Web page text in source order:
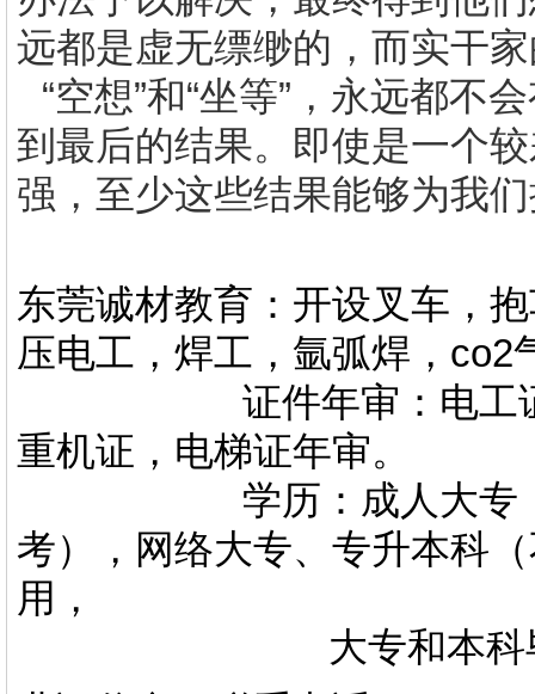
远都是虚无缥缈的，而实干
“空想”和“坐等”，永远都不
到最后的结果。即使是一个
强，至少这些结果能够为我
东莞诚材教育：开设叉车，
压电工，焊工，氩弧焊，co2
证件年审：电工证，
重机证，电梯证年审。
学历：成人大专，专
考），网络大专、专升本科
用，
大专和本科毕业证